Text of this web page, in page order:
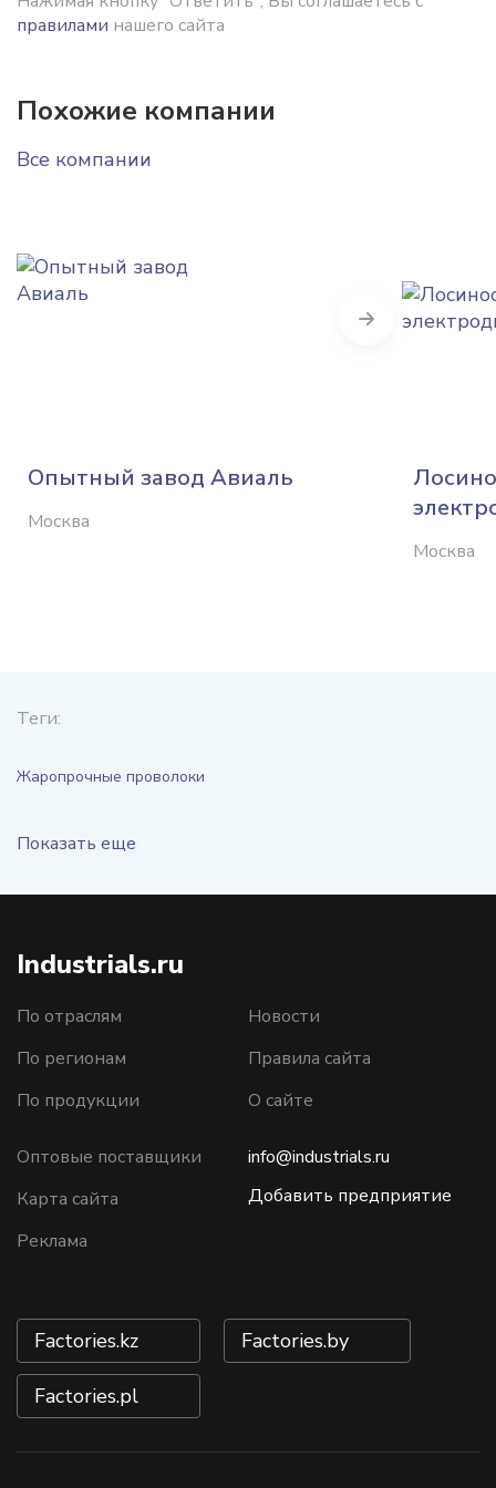
правилами нашего сайта
Похожие компании
Все компании
Опытный завод Авиаль
Москва
Москва
Next
Теги:
Жаропрочные проволоки
Показать еще
Industrials.ru
По отраслям
По регионам
По продукции
Новости
Правила сайта
О сайте
Оптовые поставщики
Карта сайта
Реклама
info@industrials.ru
Добавить предприятие
Factories.kz Factories.by
Factories.pl